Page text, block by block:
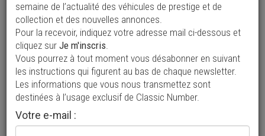
Vos annonces vues par
plus de 4 millions de collectionneurs
Ajouter une annonce
semaine de l’actualité des véhicules de prestige et de
collection et des nouvelles annonces.
Pour la recevoir, indiquez votre adresse mail ci-dessous et
cliquez sur Je m'inscris.
Vous pourrez à tout moment vous désabonner en suivant
les instructions qui figurent au bas de chaque newsletter.
Les informations que vous nous transmettez sont
destinées à l’usage exclusif de Classic Number.
Votre e-mail :